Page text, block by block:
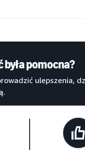
pomocna?
ulepszenia,